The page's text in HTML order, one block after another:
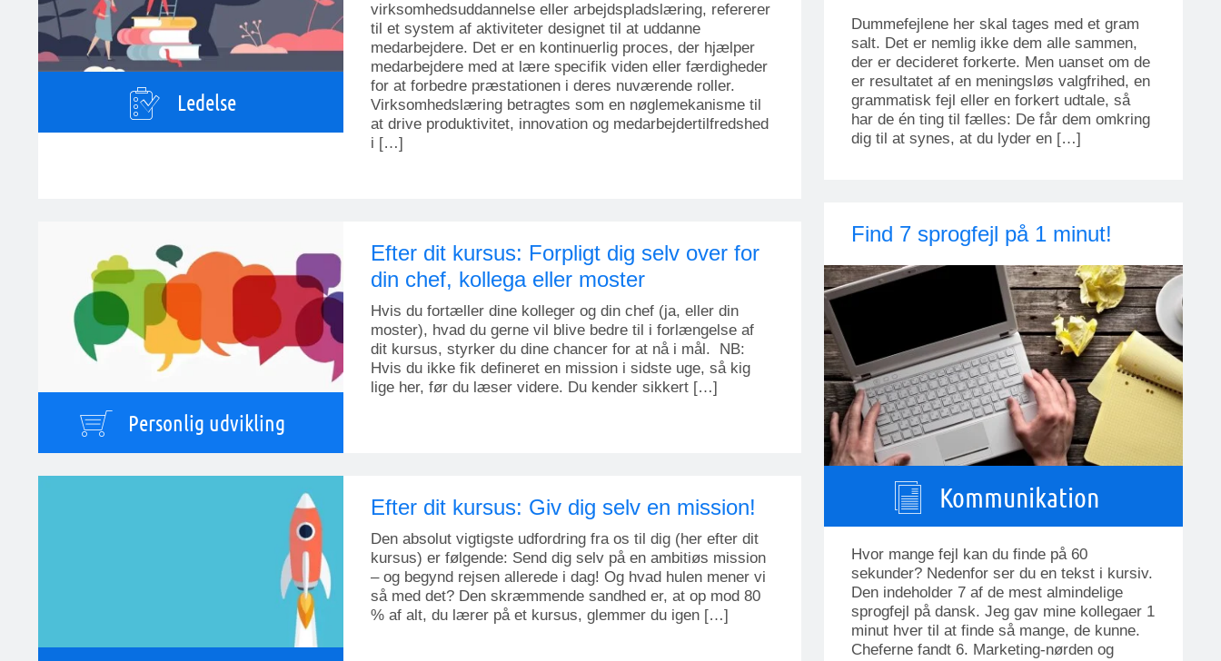
Ledelse
virksomhedsuddannelse eller arbejdspladslæring, refererer
til et system af aktiviteter designet til at uddanne
medarbejdere. Det er en kontinuerlig proces, der hjælper
medarbejdere med at lære specifik viden eller færdigheder
for at forbedre præstationen i deres nuværende roller.
Virksomhedslæring betragtes som en nøglemekanisme til
at drive produktivitet, innovation og medarbejdertilfredshed
i […]
Personlig udvikling
Efter dit kursus: Forpligt dig selv over for
din chef, kollega eller moster
Hvis du fortæller dine kolleger og din chef (ja, eller din
moster), hvad du gerne vil blive bedre til i forlængelse af
dit kursus, styrker du dine chancer for at nå i mål. NB:
Hvis du ikke fik defineret en mission i sidste uge, så kig
lige her, før du læser videre. Du kender sikkert […]
Efter dit kursus: Giv dig selv en mission!
Den absolut vigtigste udfordring fra os til dig (her efter dit
kursus) er følgende: Send dig selv på en ambitiøs mission
– og begynd rejsen allerede i dag! Og hvad hulen mener vi
så med det? Den skræmmende sandhed er, at op mod 80
% af alt, du lærer på et kursus, glemmer du igen […]
Dummefejlene her skal tages med et gram
salt. Det er nemlig ikke dem alle sammen,
der er decideret forkerte. Men uanset om de
er resultatet af en meningsløs valgfrihed, en
grammatisk fejl eller en forkert udtale, så
har de én ting til fælles: De får dem omkring
dig til at synes, at du lyder en […]
Find 7 sprogfejl på 1 minut!
Kommunikation
Hvor mange fejl kan du finde på 60
sekunder? Nedenfor ser du en tekst i kursiv.
Den indeholder 7 af de mest almindelige
sprogfejl på dansk. Jeg gav mine kollegaer 1
minut hver til at finde så mange, de kunne.
Cheferne fandt 6. Marketing-nørden og